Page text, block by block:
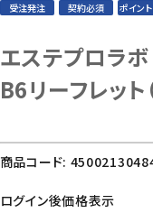
受注発注 契約必須 ポイン
エステプロラ
B6リーフレット
商品コード:
ログイン後価格表示